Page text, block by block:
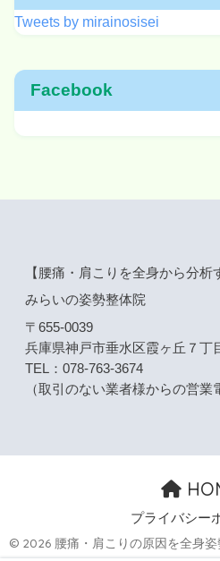
Tweets by mirainosisei
Facebook
【腰痛・肩こりを全身から分析
みらいの姿勢整体院
〒655-0039
兵庫県神戸市垂水区霞ヶ丘７丁
TEL：078-763-3674
（取引のない業者様からの営業
プライバシー
© 2026 腰痛・肩こりの原因を全身